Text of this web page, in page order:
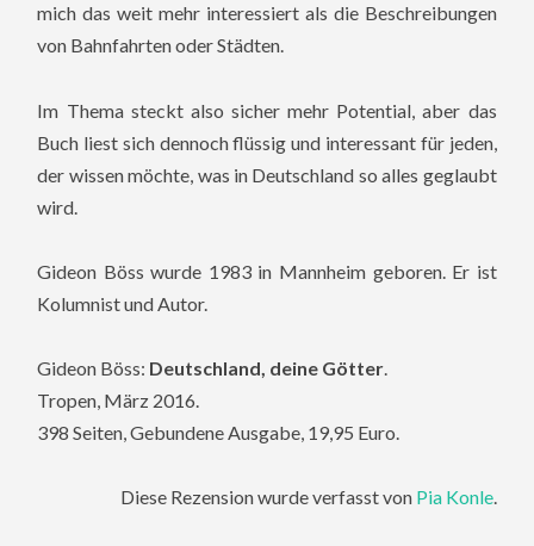
mich das weit mehr interessiert als die Beschreibungen
von Bahnfahrten oder Städten.
Im Thema steckt also sicher mehr Potential, aber das
Buch liest sich dennoch flüssig und interessant für jeden,
der wissen möchte, was in Deutschland so alles geglaubt
wird.
Gideon Böss wurde 1983 in Mannheim geboren. Er ist
Kolumnist und Autor.
Gideon Böss: Deutschland, deine Götter.
Tropen, März 2016.
398 Seiten, Gebundene Ausgabe, 19,95 Euro.
Diese Rezension wurde verfasst von Pia Konle.